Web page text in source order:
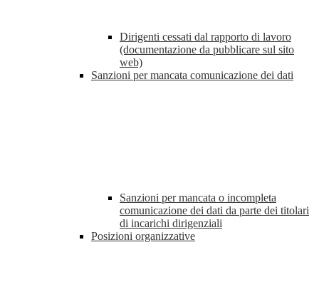
Dirigenti cessati dal rapporto di lavoro
(documentazione da pubblicare sul sito
web)
Sanzioni per mancata comunicazione dei dati
Sanzioni per mancata o incompleta
comunicazione dei dati da parte dei titolari
di incarichi dirigenziali
Posizioni organizzative